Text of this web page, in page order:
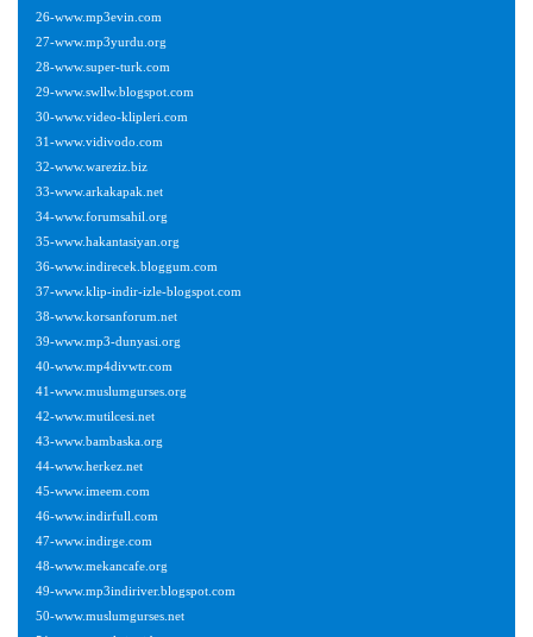
26-www.mp3evin.com
27-www.mp3yurdu.org
28-www.super-turk.com
29-www.swllw.blogspot.com
30-www.video-klipleri.com
31-www.vidivodo.com
32-www.wareziz.biz
33-www.arkakapak.net
34-www.forumsahil.org
35-www.hakantasiyan.org
36-www.indirecek.bloggum.com
37-www.klip-indir-izle-blogspot.com
38-www.korsanforum.net
39-www.mp3-dunyasi.org
40-www.mp4divwtr.com
41-www.muslumgurses.org
42-www.mutilcesi.net
43-www.bambaska.org
44-www.herkez.net
45-www.imeem.com
46-www.indirfull.com
47-www.indirge.com
48-www.mekancafe.org
49-www.mp3indiriver.blogspot.com
50-www.muslumgurses.net